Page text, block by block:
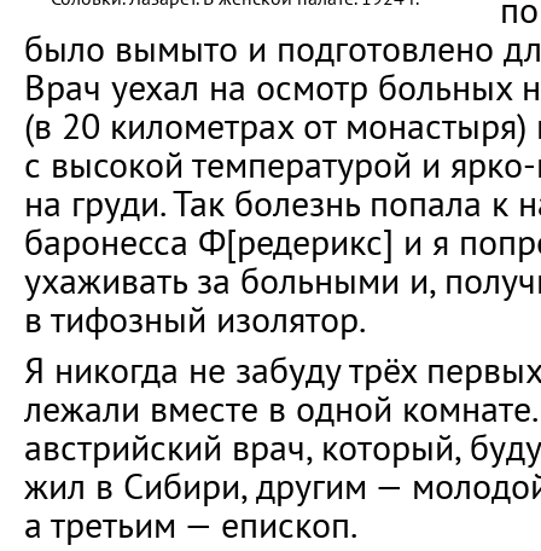
было вымыто и подготовлено
Врач уехал на осмотр больных
(в 20 километрах от монастыря)
с высокой температурой и
на груди. Так болезнь попала к
баронесса Ф[редерикс] и я
ухаживать за больными и,
в тифозный изолятор.
Я никогда не забуду трёх
лежали вместе в одной
австрийский врач, который,
жил в Сибири, другим —
а третьим — епископ.